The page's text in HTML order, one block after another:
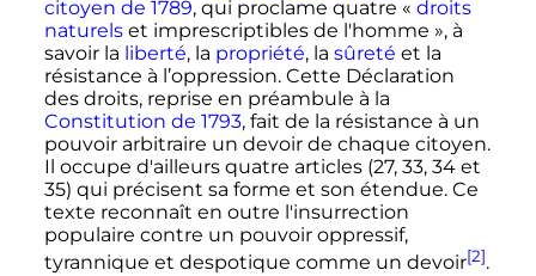
citoyen de 1789, qui proclame quatre « droits
naturelset imprescriptibles de l'homme », à
savoir la liberté, la propriété, la sûreté et la
résistance à l’oppression. Cette Déclaration
des droits, reprise en préambule à la
Constitution de 1793, fait de la résistance à un
pouvoir arbitraire un devoir de chaque citoyen.
Il occupe d'ailleurs quatre articles (27, 33, 34 et
35) qui précisent sa forme et son étendue. Ce
texte reconnaît en outre l'insurrection
populaire contre un pouvoir oppressif,
tyrannique et despotique comme un devoir[2].